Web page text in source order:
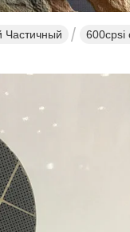
Частичный 600cpsi